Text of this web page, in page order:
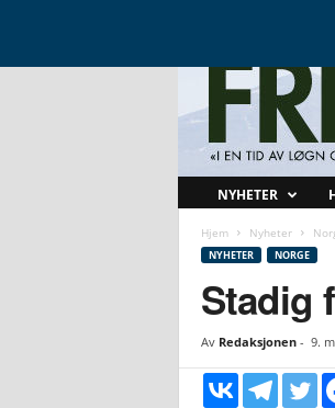
r
a
NYHETER
Hjem Nyheter
NYHETER NORGE
Stadig
Av Redaksjonen- 9.